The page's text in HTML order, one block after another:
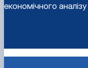
економічного аналізу